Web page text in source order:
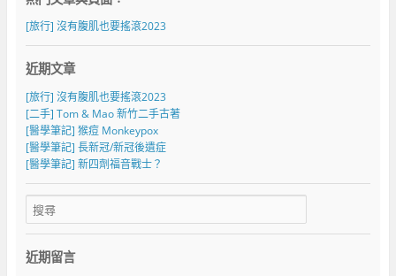
[旅行] 沒有腹肌也要搖滾2023
近期文章
[旅行] 沒有腹肌也要搖滾2023
[二手] Tom & Mao 新竹二手古著
[醫學筆記] 猴痘 Monkeypox
[醫學筆記] 長新冠/新冠後遺症
[醫學筆記] 新四劑福音戰士？
近期留言